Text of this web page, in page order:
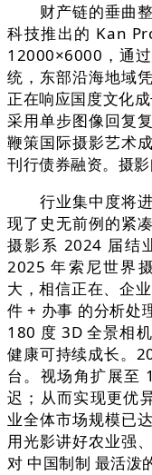
财产链的垂曲整
科技推出的 Kan
12000×6000，通
统，东部沿海地域
正在响应国度文化
采用单步图像回复
鞭策国际摄影艺术
刊行债券融资。摄
行业集中度将进
现了史无前例的紧
摄影系 2024 届结
2025 年索尼世界
大，相信正在、企
件 + 办事 的分析处
180 度 3D 全景相
健康可持续成长。
台。视场角扩展至
迟；从而实现更优
业全体市场规模已
用光影讲好农业强
对 中国制制 最活泼